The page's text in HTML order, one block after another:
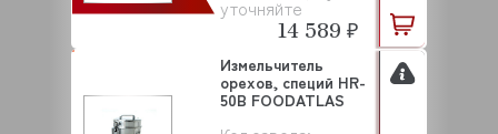
уточняйте
14 589 ₽
Измельчитель
орехов, специй HR-
50В FOODATLAS